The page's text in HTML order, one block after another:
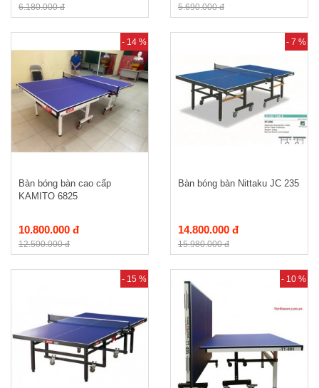
6.180.000 đ 5.690.000 đ
- 14 %
Bàn bóng bàn cao cấp
KAMITO 6825
10.800.000 đ
12.500.000 đ
- 7 %
Bàn bóng bàn Nittaku JC 235
14.800.000 đ
15.980.000 đ
- 15 % - 10 %